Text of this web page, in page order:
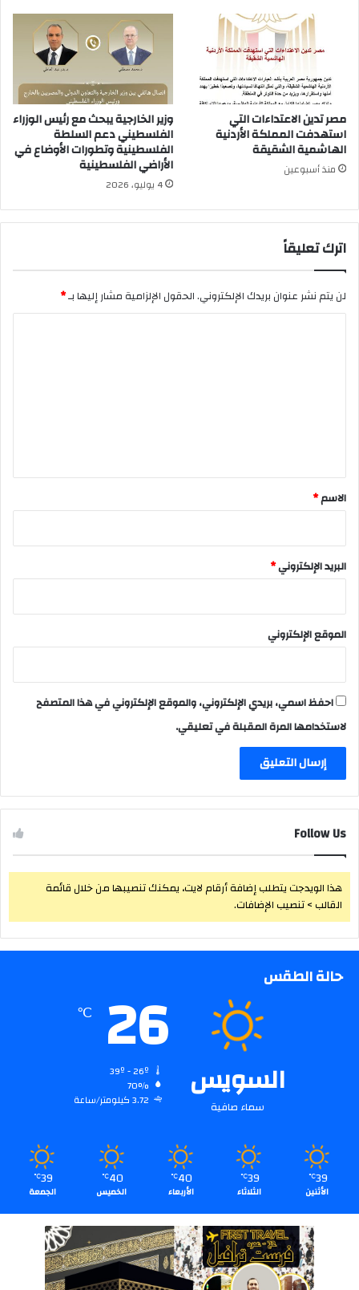
مصر تدين الاعتداءات التي
استهدفت المملكة الأردنية
الهاشمية الشقيقة
منذ أسبوعين
وزير الخارجية يبحث مع رئيس الوزراء
الفلسطيني دعم السلطة
الفلسطينية وتطورات الأوضاع في
الأراضي الفلسطينية
4 يوليو، 2026
اترك تعليقاً
لن يتم نشر عنوان بريدك الإلكتروني.الحقول الإلزامية مشار إليها بـ*
*
الاسم*
البريد الإلكتروني*
الموقع الإلكتروني
احفظ اسمي، بريدي الإلكتروني، والموقع الإلكتروني في هذا المتصفح
لاستخدامها المرة المقبلة في تعليقي.
Follow Us
هذا الويدجت يتطلب إضافة أرقام لايت، يمكنك تنصيبها من خلال قائمة
القالب > تنصيب الإضافات.
حالة الطقس
السويس
سماء صافية
26
℃
70%
3.72 كيلومتر/ساعة
39
℃
الأثنين
39
℃
الثلاثاء
40
℃
الأربعاء
40
℃
الخميس
39
℃
الجمعة